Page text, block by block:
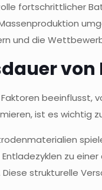
fortschrittlicher
und die
beeinflusst,
ist es
zu
strukturelle